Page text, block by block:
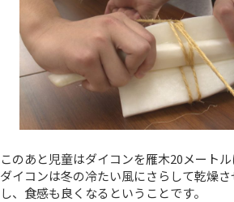
このあと児童はダイコンを雁木20メートル
ダイコンは冬の冷たい風にさらして乾燥
し、食感も良くなるということです。